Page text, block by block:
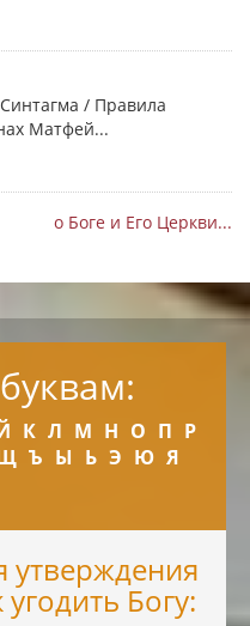
/ Правила
Матфей...
о Боге и Его Церкви...
К Л М Н О П Р
Ъ Ы Ь Э Ю Я
утверждения
Богу: